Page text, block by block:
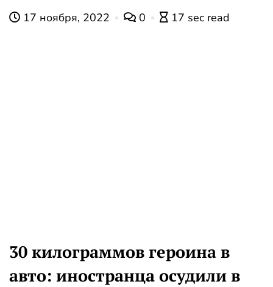
17 ноября, 2022 0 17 sec read
30 килограммов героина в
авто: иностранца осудили в